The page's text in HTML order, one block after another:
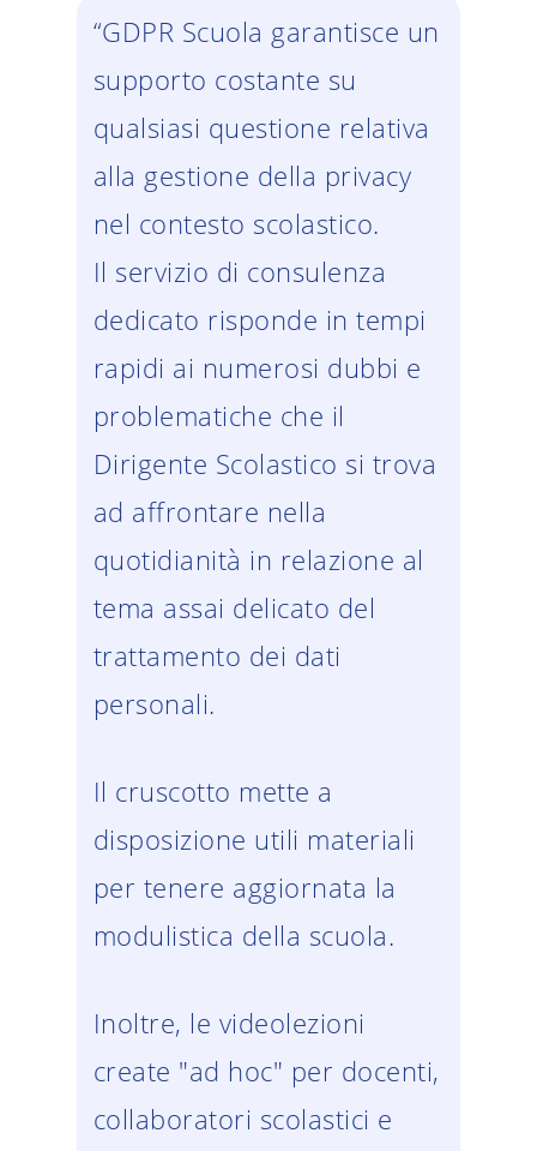
“GDPR Scuola garantisce un
supporto costante su
qualsiasi questione relativa
alla gestione della privacy
nel contesto scolastico.
Il servizio di consulenza
dedicato risponde in tempi
rapidi ai numerosi dubbi e
problematiche che il
Dirigente Scolastico si trova
ad affrontare nella
quotidianità in relazione al
tema assai delicato del
trattamento dei dati
personali.
Il cruscotto mette a
disposizione utili materiali
per tenere aggiornata la
modulistica della scuola.
Inoltre, le videolezioni
create "ad hoc" per docenti,
collaboratori scolastici e